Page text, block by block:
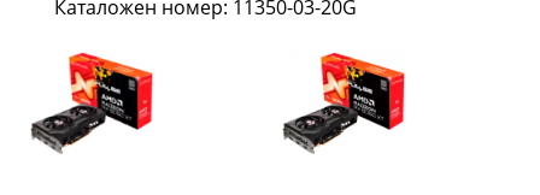
DUAL
HDMI
/
Каталожен номер: 11350-03-20G